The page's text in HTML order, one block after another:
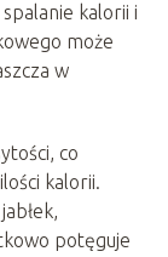
kalorii i
może
w
co
kalorii.
potęguje